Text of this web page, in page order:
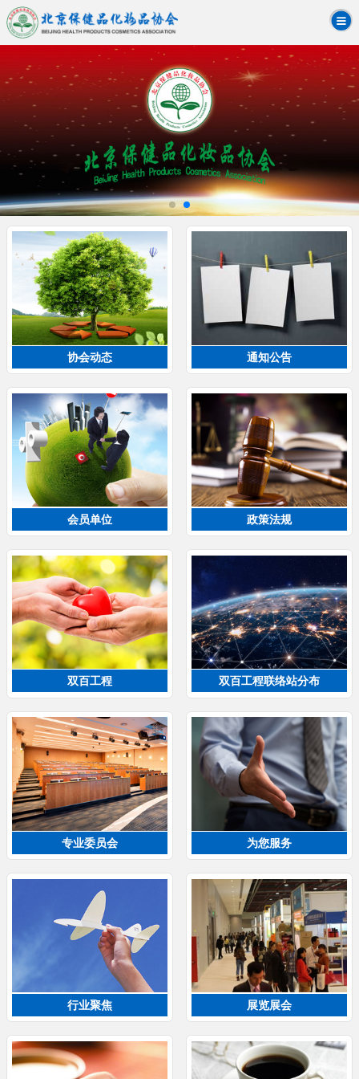
协会动态 通知公告
会员单位 政策法规
双百工程 双百工程联络站分布
专业委员会 为您服务
行业聚焦 展览展会